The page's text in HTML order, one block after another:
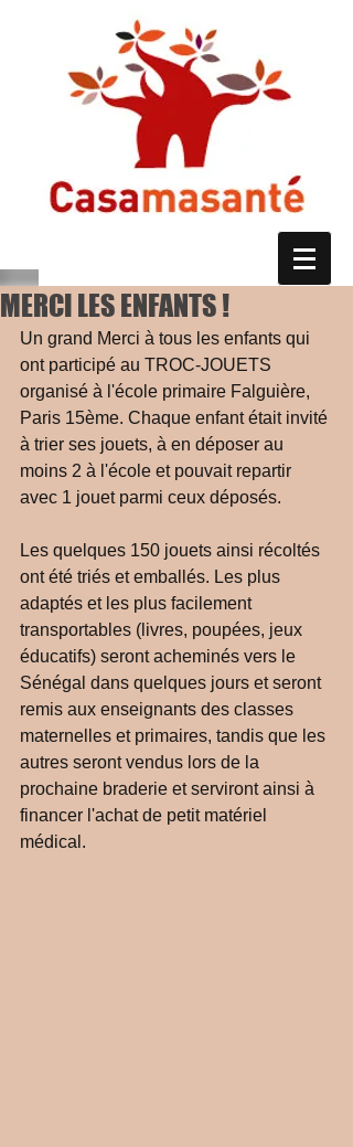
MERCI LES ENFANTS !
Un grand Merci à tous les enfants qui
ont participé au TROC-JOUETS
organisé à l'école primaire Falguière,
Paris 15ème. Chaque enfant était invité
à trier ses jouets, à en déposer au
moins 2 à l'école et pouvait repartir
avec 1 jouet parmi ceux déposés.
Les quelques 150 jouets ainsi récoltés
ont été triés et emballés. Les plus
adaptés et les plus facilement
transportables (livres, poupées, jeux
éducatifs) seront acheminés vers le
Sénégal dans quelques jours et seront
remis aux enseignants des classes
maternelles et primaires, tandis que les
autres seront vendus lors de la
prochaine braderie et serviront ainsi à
financer l'achat de petit matériel
médical.